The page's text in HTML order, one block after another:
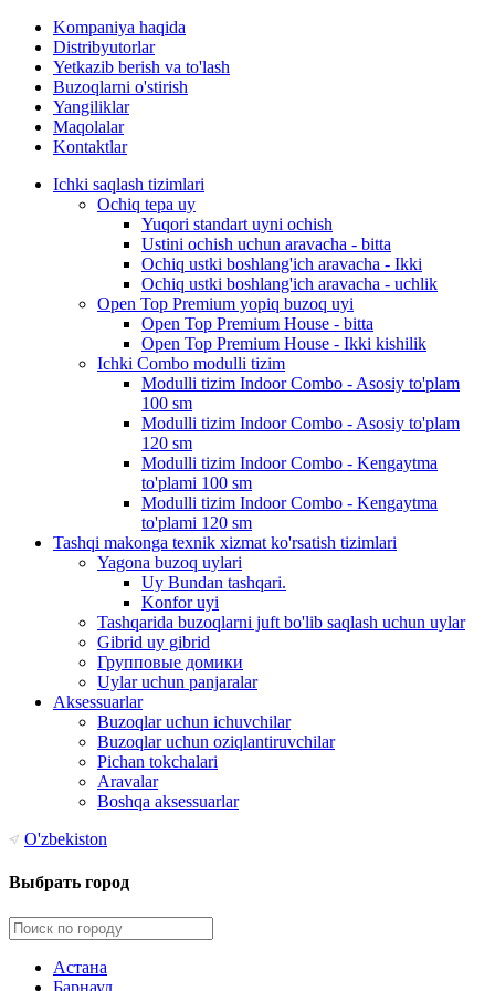
Kompaniya haqida
Distribyutorlar
Yetkazib berish va to'lash
Buzoqlarni o'stirish
Yangiliklar
Maqolalar
Kontaktlar
Ichki saqlash tizimlari
Ochiq tepa uy
Yuqori standart uyni ochish
Ustini ochish uchun aravacha - bitta
Ochiq ustki boshlang'ich aravacha - Ikki
Ochiq ustki boshlang'ich aravacha - uchlik
Open Top Premium yopiq buzoq uyi
Open Top Premium House - bitta
Open Top Premium House - Ikki kishilik
Ichki Combo modulli tizim
Modulli tizim Indoor Combo - Asosiy to'plam
100 sm
Modulli tizim Indoor Combo - Asosiy to'plam
120 sm
Modulli tizim Indoor Combo - Kengaytma
to'plami 100 sm
Modulli tizim Indoor Combo - Kengaytma
to'plami 120 sm
Tashqi makonga texnik xizmat ko'rsatish tizimlari
Yagona buzoq uylari
Uy Bundan tashqari.
Konfor uyi
Tashqarida buzoqlarni juft bo'lib saqlash uchun uylar
Gibrid uy gibrid
Групповые домики
Uylar uchun panjaralar
Aksessuarlar
Buzoqlar uchun ichuvchilar
Buzoqlar uchun oziqlantiruvchilar
Pichan tokchalari
Aravalar
Boshqa aksessuarlar
O'zbekiston
Выбрать город
Астана
Барнаул